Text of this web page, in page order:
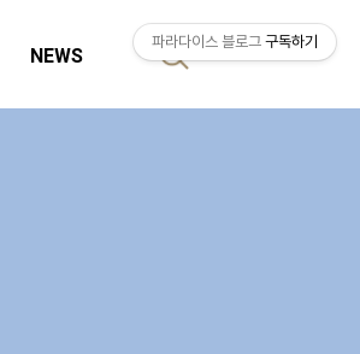
NEWS
검
파라다이스 블로그 구독하기